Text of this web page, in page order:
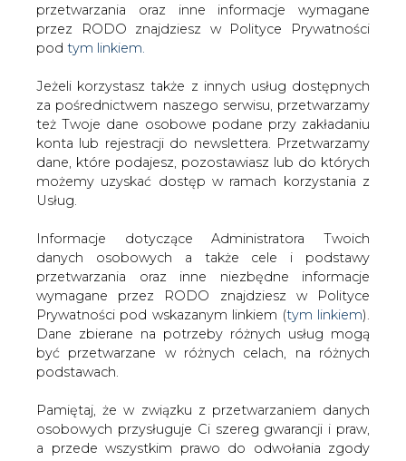
Jeżeli korzystasz także z innych usług dostępnych
za pośrednictwem naszego serwisu, przetwarzamy
też Twoje dane osobowe podane przy zakładaniu
dane, które podajesz, pozostawiasz lub do których
możemy uzyskać dostęp w ramach korzystania z
Usług.
Informacje dotyczące Administratora Twoich
danych osobowych a także cele i podstawy
przetwarzania oraz inne niezbędne informacje
Prywatności pod wskazanym linkiem (tym linkiem).
Dane zbierane na potrzeby różnych usług mogą
być przetwarzane w różnych celach, na różnych
podstawach.
Pamiętaj, że w związku z przetwarzaniem danych
osobowych przysługuje Ci szereg gwarancji i praw,
a przede wszystkim prawo do odwołania zgody
danych. Prawa te będą przez nas bezwzględnie
przestrzegane. Prawo do wniesienia sprzeciwu
wobec przetwarzania danych z przyczyn
Strona główna / RYNEK GAZU / Cena gazu w USA w
górę po danych dotyczących zapasów
2016-01-08 00:00
drukuj
skomentuj
udostępnij:
Cena gazu w USA w górę po danych
dotyczących zapasów